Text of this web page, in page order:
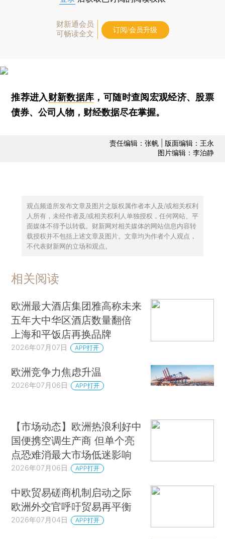
财新通会员
可畅读全文
订阅/会员升级
推荐进入财新数据库 ，可随时查阅宏观经济、股票
债券、公司人物，财经数据尽在掌握。
责任编辑：张帆 | 版面编辑：王永
图片编辑：李泊静
观点频道所发布文章及图片之版权属作者本人及/或相关权利
人所有，未经作者及/或相关权利人单独授权，任何网站、平
面媒体不得予以转载。财新网对相关媒体的网站信息内容转
载授权并不包括上述文章及图片。文章均为作者个人观点，
不代表财新网的立场和观点。
相关阅读
欧洲最大酒店集团雅高称未来
五年大中华区酒店数量翻倍
上海和平饭店再换品牌
2026年07月07日 APP打开
欧洲竞争力焦虑升温
2026年07月06日 APP打开
【市场动态】欧洲热浪利好中
国便携空调生产商 但单个亮
点恐难消最大市场低迷影响
2026年07月06日 APP打开
中欧贸易磋商机制启动之际
欧洲外交官呼吁贸易再平衡
2026年07月04日 APP打开